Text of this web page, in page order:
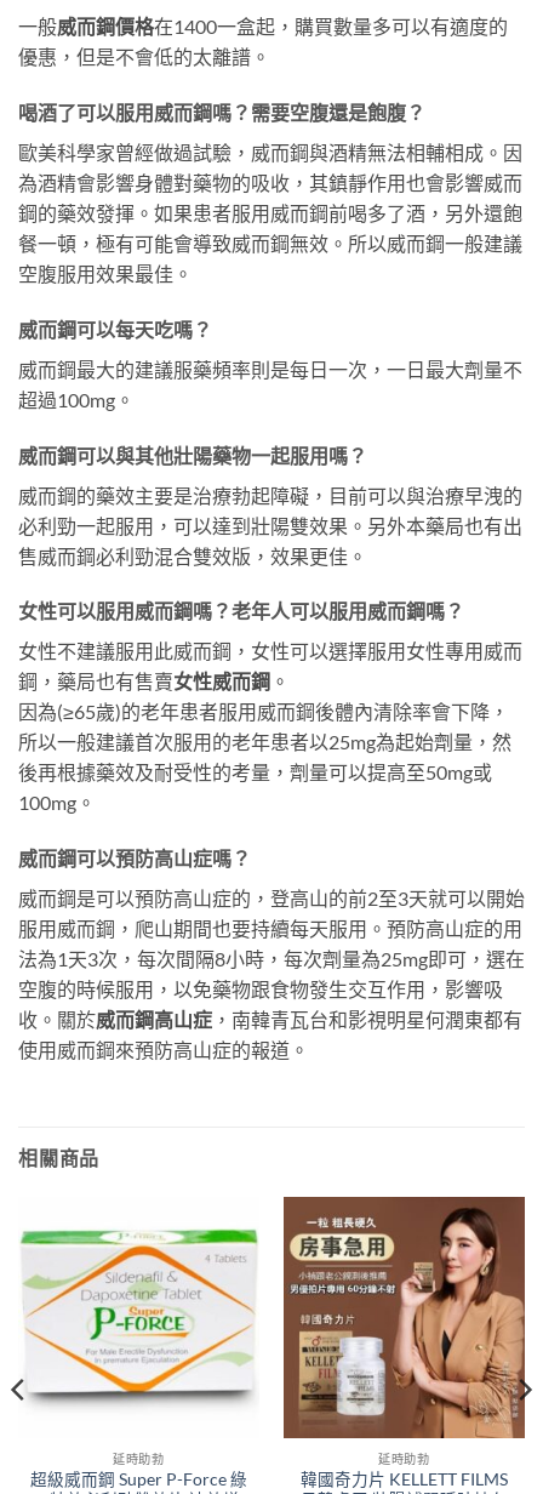
一般威而鋼價格在1400一盒起，購買數量多可以有適度的
優惠，但是不會低的太離譜。
喝酒了可以服用威而鋼嗎？需要空腹還是飽腹？
歐美科學家曾經做過試驗，威而鋼與酒精無法相輔相成。因
為酒精會影響身體對藥物的吸收，其鎮靜作用也會影響威而
鋼的藥效發揮。如果患者服用威而鋼前喝多了酒，另外還飽
餐一頓，極有可能會導致威而鋼無效。所以威而鋼一般建議
空腹服用效果最佳。
威而鋼可以每天吃嗎？
威而鋼最大的建議服藥頻率則是每日一次，一日最大劑量不
超過100mg。
威而鋼可以與其他壯陽藥物一起服用嗎？
威而鋼的藥效主要是治療勃起障礙，目前可以與治療早洩的
必利勁一起服用，可以達到壯陽雙效果。另外本藥局也有出
售威而鋼必利勁混合雙效版，效果更佳。
女性可以服用威而鋼嗎？老年人可以服用威而鋼嗎？
女性不建議服用此威而鋼，女性可以選擇服用女性專用威而
鋼，藥局也有售賣女性威而鋼 。
因為(≥65歲)的老年患者服用威而鋼後體內清除率會下降，
所以一般建議首次服用的老年患者以25mg為起始劑量，然
後再根據藥效及耐受性的考量，劑量可以提高至50mg或
100mg。
威而鋼可以預防高山症嗎？
威而鋼是可以預防高山症的，登高山的前2至3天就可以開始
服用威而鋼，爬山期間也要持續每天服用。預防高山症的用
法為1天3次，每次間隔8小時，每次劑量為25mg即可，選在
空腹的時候服用，以免藥物跟食物發生交互作用，影響吸
收。關於威而鋼高山症 ，南韓青瓦台和影視明星何潤東都有
使用威而鋼來預防高山症的報道。
相關商品
延時助勃
超級威而鋼 Super P-Force 綠
延時助勃
韓國奇力片 KELLETT FILMS